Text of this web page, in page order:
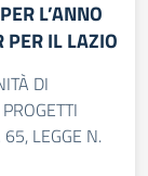
L’ANNO
PER IL LAZIO
DI
LEGGE N.